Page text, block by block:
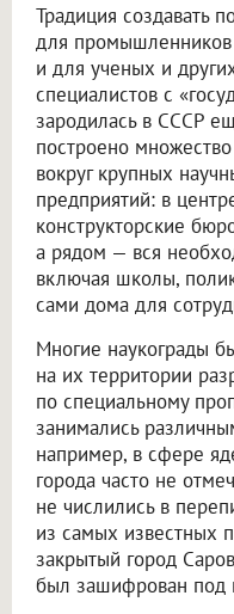
Традиция создавать
для
и для ученых и
специалистов с
зародилась в СССР
построено
вокруг крупных
предприятий: в
конструкторские
а рядом — вся
включая школы,
сами дома для
Многие наукограды
на их территории
по специальному
занимались
например, в сфере
города часто не
не числились в
из самых известных
закрытый город
был зашифрован под